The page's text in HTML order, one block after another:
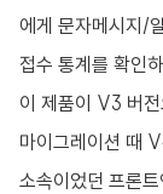
에게 문자메시지/
접수 통계를 확인
이 제품이 V3 버
마이그레이션 때
소속이었던 프론